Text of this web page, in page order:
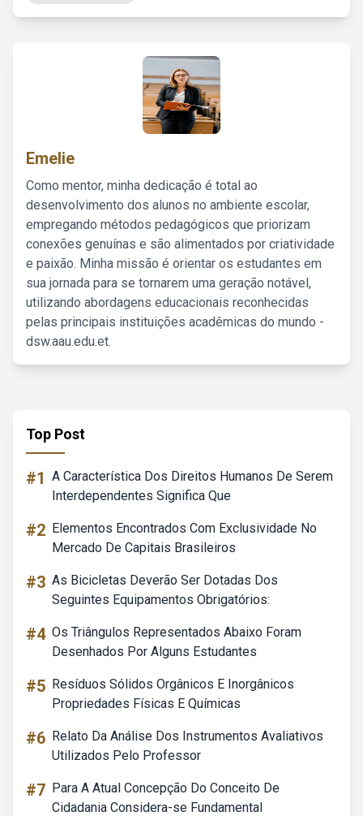
Emelie
Como mentor, minha dedicação é total ao
desenvolvimento dos alunos no ambiente escolar,
empregando métodos pedagógicos que priorizam
conexões genuínas e são alimentados por criatividade
e paixão. Minha missão é orientar os estudantes em
sua jornada para se tornarem uma geração notável,
utilizando abordagens educacionais reconhecidas
pelas principais instituições acadêmicas do mundo -
dsw.aau.edu.et.
Top Post
#1 A Característica Dos Direitos Humanos De Serem
Interdependentes Significa Que
#2 Elementos Encontrados Com Exclusividade No
Mercado De Capitais Brasileiros
#3 As Bicicletas Deverão Ser Dotadas Dos
Seguintes Equipamentos Obrigatórios:
#4 Os Triângulos Representados Abaixo Foram
Desenhados Por Alguns Estudantes
#5 Resíduos Sólidos Orgânicos E Inorgânicos
Propriedades Físicas E Químicas
#6 Relato Da Análise Dos Instrumentos Avaliativos
Utilizados Pelo Professor
#7 Para A Atual Concepção Do Conceito De
Cidadania Considera-se Fundamental